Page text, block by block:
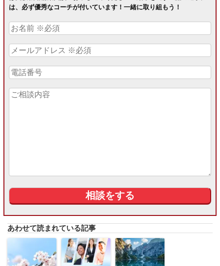
は、必ず優秀なコーチが付いています！一緒に取り組もう！
あわせて読まれている記事